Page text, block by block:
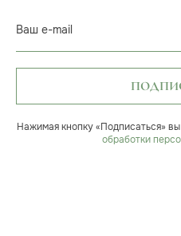
Ваш e-mail
Нажимая кнопку «Подписаться»
обработки